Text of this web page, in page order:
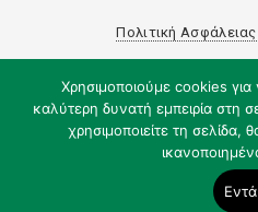
Πολιτική Ασφάλειας
Χρησιμοποιούμε cookies
καλύτερη δυνατή εμπειρία στη
χρησιμοποιείτε τη σελίδα,